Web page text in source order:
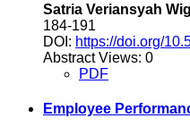
Satria Veriansyah
184-191
DOI: https://doi.org/
Abstract Views: 0
PDF
Employee